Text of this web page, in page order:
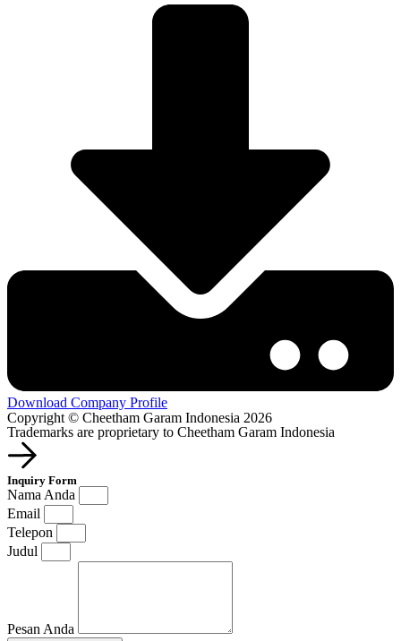
Download Company Profile
Copyright © Cheetham Garam Indonesia 2026
Trademarks are proprietary to Cheetham Garam Indonesia
Inquiry Form
Nama Anda
Email
Telepon
Judul
Pesan Anda